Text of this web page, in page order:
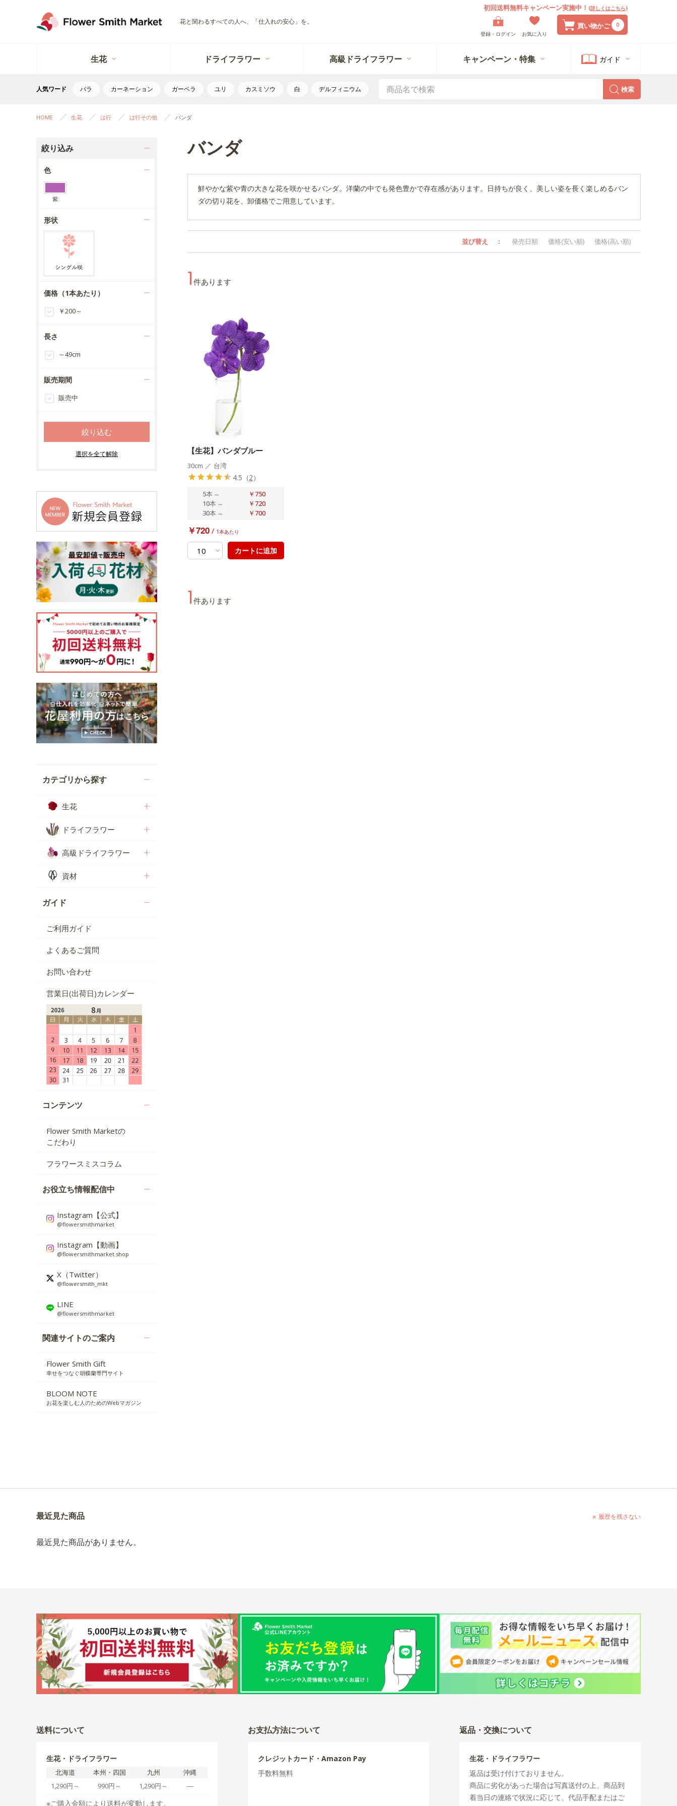
花と関わるすべての人へ、「仕入れの安心」を。
登録・ログイン お気に入り
初回送料無料キャンペーン実施中！ (詳しくはこちら)
買い物かご 0
生花 ドライフラワー 高級ドライフラワー キャンペーン・特集 ガイド
人気ワード バラ カーネーション ガーベラ ユリ カスミソウ 白 デルフィニウム 検索
HOME 生花 は行 は行その他 バンダ
絞り込み
色
紫
形状
価格（1本あたり）
￥200～
長さ
～49cm
販売期間
販売中
カテゴリから探す
生花
ドライフラワー
高級ドライフラワー
資材
ガイド
ご利用ガイド
よくあるご質問
お問い合わせ
営業日(出荷日)カレンダー
コンテンツ
Flower Smith Marketの
こだわり
フラワースミスコラム
お役立ち情報配信中
Instagram【公式】
@flowersmithmarket
Instagram【動画】
@flowersmithmarket.shop
X（Twitter）
@flowersmith_mkt
LINE
@flowersmithmarket
関連サイトのご案内
Flower Smith Gift
幸せをつなぐ胡蝶蘭専門サイト
BLOOM NOTE
お花を楽しむ人のためのWebマガジン
バンダ
鮮やかな紫や青の大きな花を咲かせるバンダ。洋蘭の中でも発色豊かで存在感があります。日持ちが良く、美しい姿を長く楽しめるバン
ダの切り花を、卸価格でご用意しています。
並び替え ： 発売日順 価格(安い順) 価格(高い順)
1件あります
【生花】バンダブルー
30cm ／ 台湾
4.5 （2）
5本 ～
￥750
10本 ～
￥720
30本 ～ ￥700
￥720 / 1本あたり
カートに追加
1件あります
最近見た商品 履歴を残さない
最近見た商品がありません。
送料について
生花・ドライフラワー
北海道 本州・四国 九州
沖縄
1,290円～
990円～ 1,290円～ ―
※ご購入金額により送料が変動します。
お支払方法について
クレジットカード・Amazon Pay
手数料無料
返品・交換について
生花・ドライフラワー
返品は受け付けておりません。
商品に劣化があった場合は写真送付の上、商品到
着当日の連絡で状況に応じて、代品手配またはご